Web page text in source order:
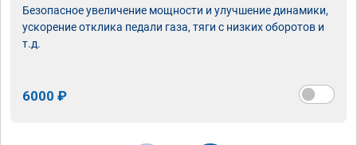
Безопасное увеличение мощности и улучшение динамики,
ускорение отклика педали газа, тяги с низких оборотов и
т.д.
6000 ₽